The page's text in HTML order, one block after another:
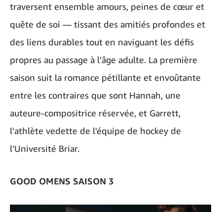
traversent ensemble amours, peines de cœur et
quête de soi — tissant des amitiés profondes et
des liens durables tout en naviguant les défis
propres au passage à l'âge adulte. La première
saison suit la romance pétillante et envoûtante
entre les contraires que sont Hannah, une
auteure-compositrice réservée, et Garrett,
l'athlète vedette de l'équipe de hockey de
l'Université Briar.
GOOD OMENS SAISON 3